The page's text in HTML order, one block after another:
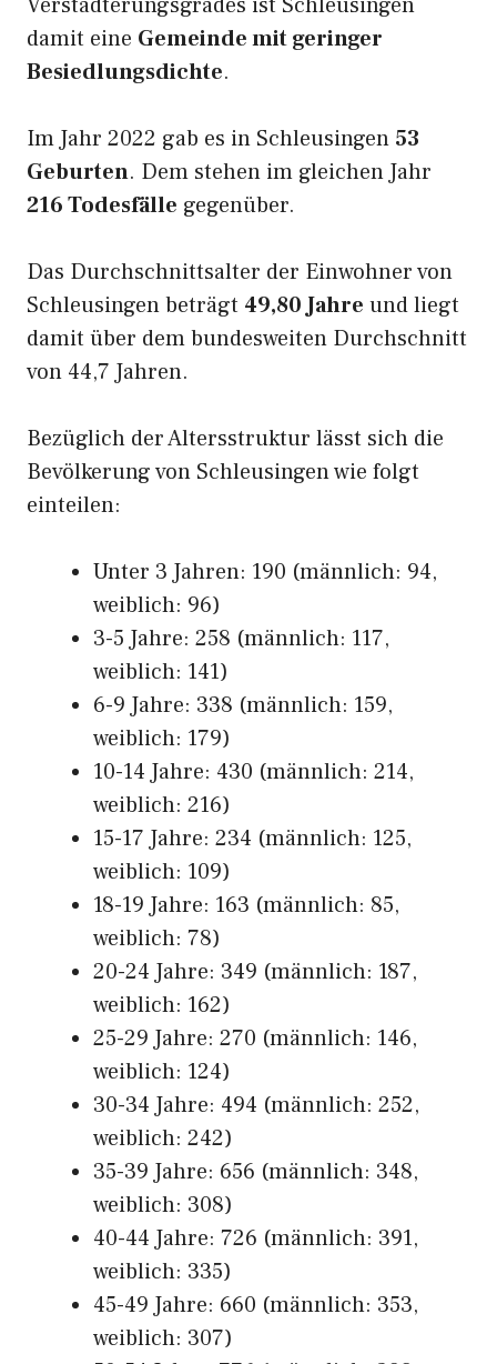
damit eine Gemeinde mit geringer
Besiedlungsdichte.
Im Jahr 2022 gab es in Schleusingen 53
Geburten. Dem stehen im gleichen Jahr
216 Todesfälle gegenüber.
Das Durchschnittsalter der Einwohner von
Schleusingen beträgt 49,80 Jahre und liegt
damit über dem bundesweiten Durchschnitt
von 44,7 Jahren.
Bezüglich der Altersstruktur lässt sich die
Bevölkerung von Schleusingen wie folgt
einteilen:
Unter 3 Jahren: 190 (männlich: 94,
weiblich: 96)
3-5 Jahre: 258 (männlich: 117,
weiblich: 141)
6-9 Jahre: 338 (männlich: 159,
weiblich: 179)
10-14 Jahre: 430 (männlich: 214,
weiblich: 216)
15-17 Jahre: 234 (männlich: 125,
weiblich: 109)
18-19 Jahre: 163 (männlich: 85,
weiblich: 78)
20-24 Jahre: 349 (männlich: 187,
weiblich: 162)
25-29 Jahre: 270 (männlich: 146,
weiblich: 124)
30-34 Jahre: 494 (männlich: 252,
weiblich: 242)
35-39 Jahre: 656 (männlich: 348,
weiblich: 308)
40-44 Jahre: 726 (männlich: 391,
weiblich: 335)
45-49 Jahre: 660 (männlich: 353,
weiblich: 307)